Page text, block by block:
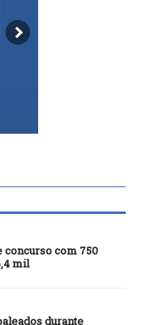
com 750
mil
durante